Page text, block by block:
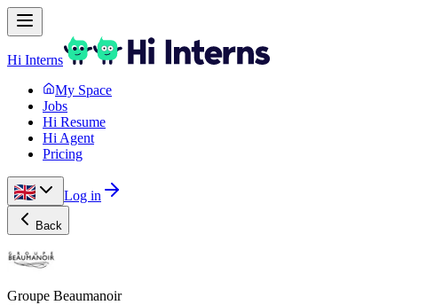
Hi Interns
My Space
Jobs
Hi Resume
Hi Agent
Pricing
Log in
Back
Groupe Beaumanoir